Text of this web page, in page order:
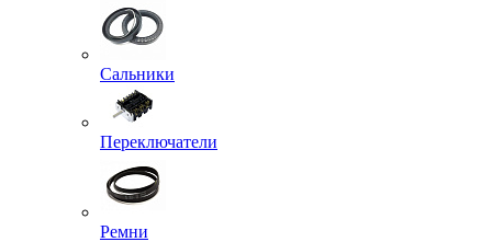
Сальники
Переключатели
Ремни